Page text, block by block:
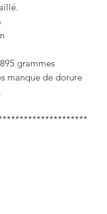
grammes
manque de dorure